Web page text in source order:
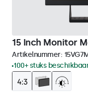
15 Inch Monitor
Artikelnummer:
100+ stuks